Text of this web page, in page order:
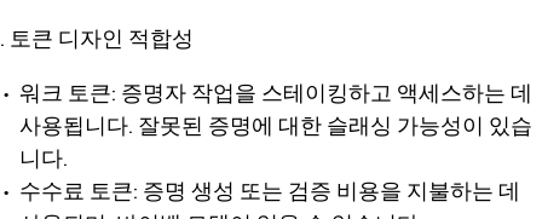
토큰 디자인 적합성
워크 토큰: 증명자 작업을 스테이킹하고 액세스하는 데
사용됩니다. 잘못된 증명에 대한 슬래싱 가능성이 있습
니다.
수수료 토큰: 증명 생성 또는 검증 비용을 지불하는 데